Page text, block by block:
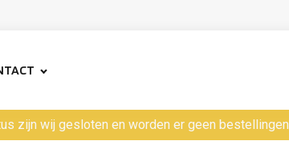
zijn wij gesloten en worden er geen